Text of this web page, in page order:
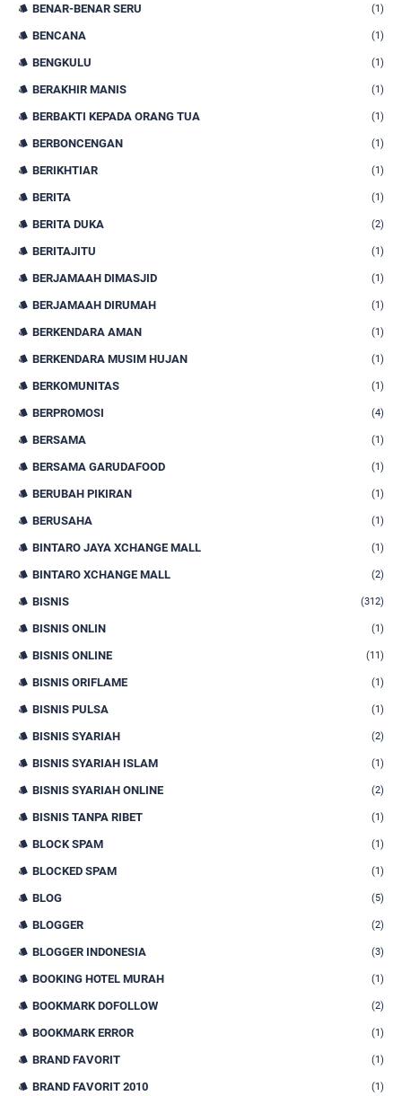
BENAR-BENAR SERU (1)
BENCANA (1)
BENGKULU (1)
BERAKHIR MANIS (1)
BERBAKTI KEPADA ORANG TUA (1)
BERBONCENGAN (1)
BERIKHTIAR (1)
BERITA (1)
BERITA DUKA (2)
BERITAJITU (1)
BERJAMAAH DIMASJID (1)
BERJAMAAH DIRUMAH (1)
BERKENDARA AMAN (1)
BERKENDARA MUSIM HUJAN (1)
BERKOMUNITAS (1)
BERPROMOSI (4)
BERSAMA (1)
BERSAMA GARUDAFOOD (1)
BERUBAH PIKIRAN (1)
BERUSAHA (1)
BINTARO JAYA XCHANGE MALL (1)
BINTARO XCHANGE MALL (2)
BISNIS (312)
BISNIS ONLIN (1)
BISNIS ONLINE (11)
BISNIS ORIFLAME (1)
BISNIS PULSA (1)
BISNIS SYARIAH (2)
BISNIS SYARIAH ISLAM (1)
BISNIS SYARIAH ONLINE (2)
BISNIS TANPA RIBET (1)
BLOCK SPAM (1)
BLOCKED SPAM (1)
BLOG (5)
BLOGGER (2)
BLOGGER INDONESIA (3)
BOOKING HOTEL MURAH (1)
BOOKMARK DOFOLLOW (2)
BOOKMARK ERROR (1)
BRAND FAVORIT (1)
BRAND FAVORIT 2010 (1)